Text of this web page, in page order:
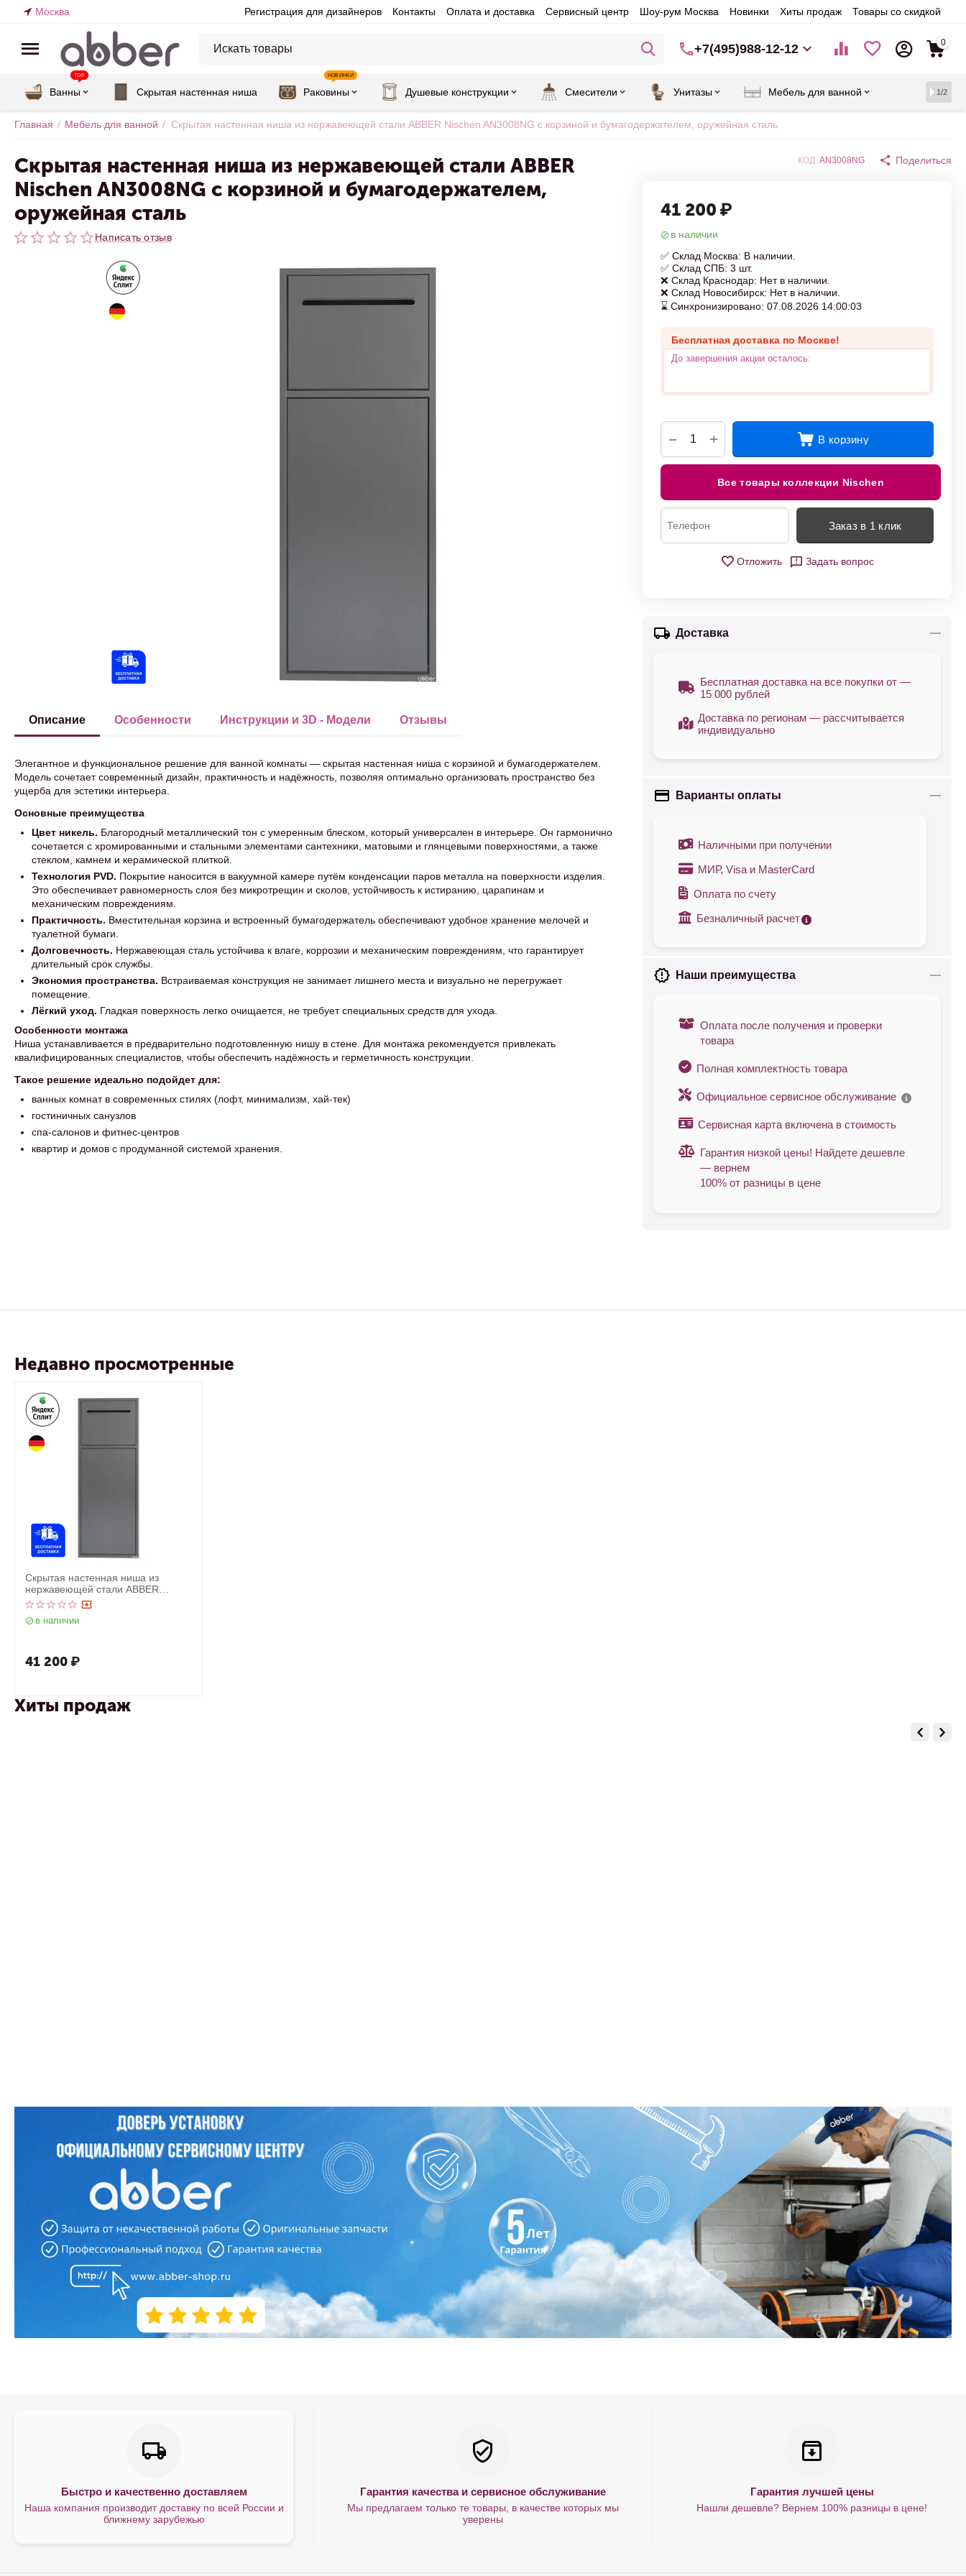
Москва Регистрация для дизайнеров Контакты Оплата и доставка Сервисный центр Шоу-рум Москва Новинки Хиты продаж Товары со скидкой
+7(495)988-12-12 0
Ванны
TOP
Скрытая настенная ниша Раковины
НОВИНКИ
Душевые конструкции Смесители Унитазы Мебель для ванной 1/2
Главная / Мебель для ванной / Скрытая настенная ниша из нержавеющей стали ABBER Nischen AN3008NG с корзиной и бумагодержателем, оружейная сталь
Скрытая настенная ниша из нержавеющей стали ABBER
Nischen AN3008NG с корзиной и бумагодержателем,
оружейная сталь
Написать отзыв
КОД: AN3008NG Поделиться
41 200 ₽
в наличии
✅ Склад Москва: В наличии.
✅ Склад СПБ: 3 шт.
❌ Склад Краснодар: Нет в наличии.
❌ Склад Новосибирск: Нет в наличии.
⌛ Синхронизировано: 07.08.2026 14:00:03
Бесплатная доставка по Москве!
До завершения акции осталось:
+
− В корзину
Все товары коллекции Nischen
Заказ в 1 клик
Отложить Задать вопрос
Доставка
Бесплатная доставка на все покупки от —
15 000 рублей
Доставка по регионам — рассчитывается
индивидуально
Варианты оплаты
Наличными при получении
МИР, Visa и MasterCard
Оплата по счету
Безналичный расчет
Наши преимущества
Оплата после получения и проверки
товара
Полная комплектность товара
Официальное сервисное обслуживание
Сервисная карта включена в стоимость
Гарантия низкой цены! Найдете дешевле
— вернем
100% от разницы в цене
Описание Особенности Инструкции и 3D - Модели Отзывы
Элегантное и функциональное решение для ванной комнаты — скрытая настенная ниша с корзиной и бумагодержателем.
Модель сочетает современный дизайн, практичность и надёжность, позволяя оптимально организовать пространство без
ущерба для эстетики интерьера.
Основные преимущества
Цвет никель. Благородный металлический тон с умеренным блеском, который универсален в интерьере. Он гармонично
сочетается с хромированными и стальными элементами сантехники, матовыми и глянцевыми поверхностями, а также
стеклом, камнем и керамической плиткой.
Технология PVD. Покрытие наносится в вакуумной камере путём конденсации паров металла на поверхности изделия.
Это обеспечивает равномерность слоя без микротрещин и сколов, устойчивость к истиранию, царапинам и
механическим повреждениям.
Практичность. Вместительная корзина и встроенный бумагодержатель обеспечивают удобное хранение мелочей и
туалетной бумаги.
Долговечность. Нержавеющая сталь устойчива к влаге, коррозии и механическим повреждениям, что гарантирует
длительный срок службы.
Экономия пространства. Встраиваемая конструкция не занимает лишнего места и визуально не перегружает
помещение.
Лёгкий уход. Гладкая поверхность легко очищается, не требует специальных средств для ухода.
Особенности монтажа
Ниша устанавливается в предварительно подготовленную нишу в стене. Для монтажа рекомендуется привлекать
квалифицированных специалистов, чтобы обеспечить надёжность и герметичность конструкции.
Такое решение идеально подойдет для:
ванных комнат в современных стилях (лофт, минимализм, хай-тек)
гостиничных санузлов
спа-салонов и фитнес-центров
квартир и домов с продуманной системой хранения.
Недавно просмотренные
Скрытая настенная ниша из
нержавеющей стали ABBER
Nischen AN3008NG с корзиной и
бумагодержателем, оружейная
сталь
в наличии
41 200₽
Хиты продаж
Быстро и качественно доставляем
Наша компания производит доставку по всей России и
ближнему зарубежью
Гарантия качества и сервисное обслуживание
Мы предлагаем только те товары, в качестве которых мы
уверены
Гарантия лучшей цены
Нашли дешевле? Вернем 100% разницы в цене!